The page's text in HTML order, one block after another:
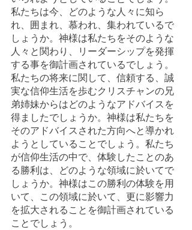
私たちは今、どのような人々に知ら
れ、囲まれ、慕われ、集われているで
しょうか。神様は私たちをそのような
人々と関わり、リーダーシップを発揮
する事を御計画されているでしょう。
私たちの将来に関して、信頼する、誠
実な信仰生活を歩むクリスチャンの兄
弟姉妹からはどのようなアドバイスを
得ましたでしょうか。神様は私たちを
そのアドバイスされた方向へと導かれ
ようとしていることでしょう。私たち
が信仰生活の中で、体験したことのあ
る勝利は、どのような領域に於いてで
しょうか。神様はこの勝利の体験を用
いて、この領域に於いて、更に影響力
を拡大されることを御計画されている
ことでしょう。